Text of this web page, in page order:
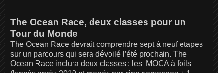
The Ocean Race, deux classes pour un
Tour du Monde
The Ocean Race devrait comprendre sept à neuf étapes
sur un parcours qui sera dévoilé l’été prochain. The
Ocean Race inclura deux classes : les IMOCA à foils